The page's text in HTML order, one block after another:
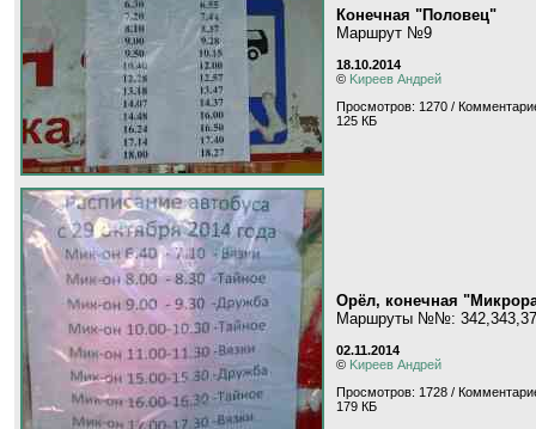
Конечная "Половец"
Маршрут №9
18.10.2014
© Kиpeeв Aндpeй
Просмотров: 1270 /
125 КБ
Орёл, конечная
Маршруты №№:
02.11.2014
© Kиpeeв Aндpeй
Просмотров: 1728 /
179 КБ